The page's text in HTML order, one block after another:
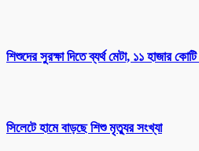
শিশুদের সুরক্ষা দিতে ব্যর্থ মেটা, ১১ হাজার কোটি
সিলেটে হামে বাড়ছে শিশু মৃত্যুর সংখ্যা